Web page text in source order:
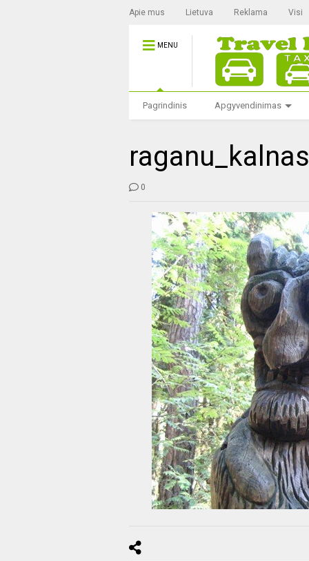
Apie mus Lietuva Reklama Visi
MENU
Pagrindinis Apgyvendinimas
raganu_kalnas
0